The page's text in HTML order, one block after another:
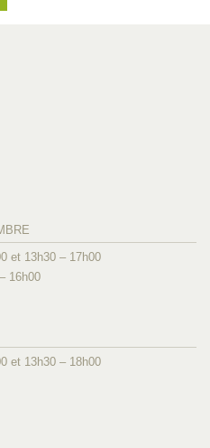
et 13h30 – 17h00
16h00
et 13h30 – 18h00